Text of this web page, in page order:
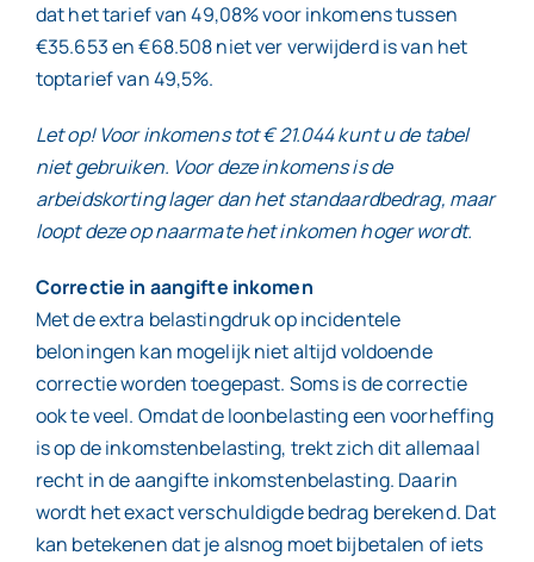
dat het tarief van 49,08% voor inkomens tussen
€35.653 en €68.508 niet ver verwijderd is van het
toptarief van 49,5%.
Let op! Voor inkomens tot € 21.044 kunt u de tabel
niet gebruiken. Voor deze inkomens is de
arbeidskorting lager dan het standaardbedrag, maar
loopt deze op naarmate het inkomen hoger wordt.
Correctie in aangifte inkomen
Met de extra belastingdruk op incidentele
beloningen kan mogelijk niet altijd voldoende
correctie worden toegepast. Soms is de correctie
ook te veel. Omdat de loonbelasting een voorheffing
is op de inkomstenbelasting, trekt zich dit allemaal
recht in de aangifte inkomstenbelasting. Daarin
wordt het exact verschuldigde bedrag berekend. Dat
kan betekenen dat je alsnog moet bijbetalen of iets